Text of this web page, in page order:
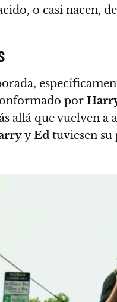
o casi nacen, de
por
allá que vuelven
yEd tuviesen su